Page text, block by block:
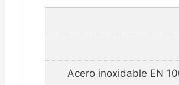
Acero inoxidable EN